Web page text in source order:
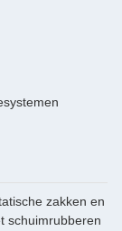
zakken en
schuimrubberen